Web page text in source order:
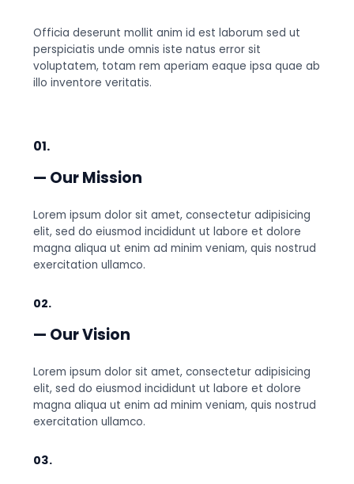
Officia deserunt mollit anim id est laborum sed ut
perspiciatis unde omnis iste natus error sit
voluptatem, totam rem aperiam eaque ipsa quae ab
illo inventore veritatis.
01.
— Our Mission
Lorem ipsum dolor sit amet, consectetur adipisicing
elit, sed do eiusmod incididunt ut labore et dolore
magna aliqua ut enim ad minim veniam, quis nostrud
exercitation ullamco.
02.
— Our Vision
Lorem ipsum dolor sit amet, consectetur adipisicing
elit, sed do eiusmod incididunt ut labore et dolore
magna aliqua ut enim ad minim veniam, quis nostrud
exercitation ullamco.
03.